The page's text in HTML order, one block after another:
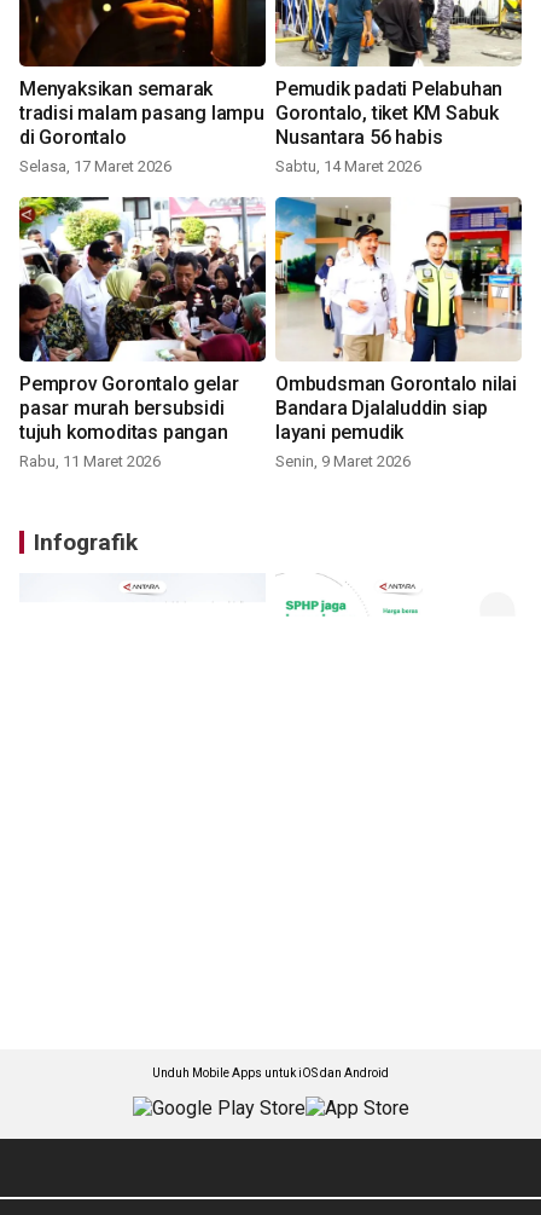
Menyaksikan semarak
tradisi malam pasang lampu
di Gorontalo
Selasa, 17 Maret 2026
Pemudik padati Pelabuhan
Gorontalo, tiket KM Sabuk
Nusantara 56 habis
Sabtu, 14 Maret 2026
Pemprov Gorontalo gelar
pasar murah bersubsidi
tujuh komoditas pangan
Rabu, 11 Maret 2026
Ombudsman Gorontalo nilai
Bandara Djalaluddin siap
layani pemudik
Senin, 9 Maret 2026
Infografik
Unduh Mobile Apps untuk iOS dan Android